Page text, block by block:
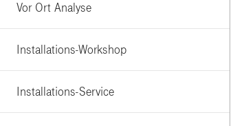
Vor Ort Analyse
Installations-Workshop
Installations-Service